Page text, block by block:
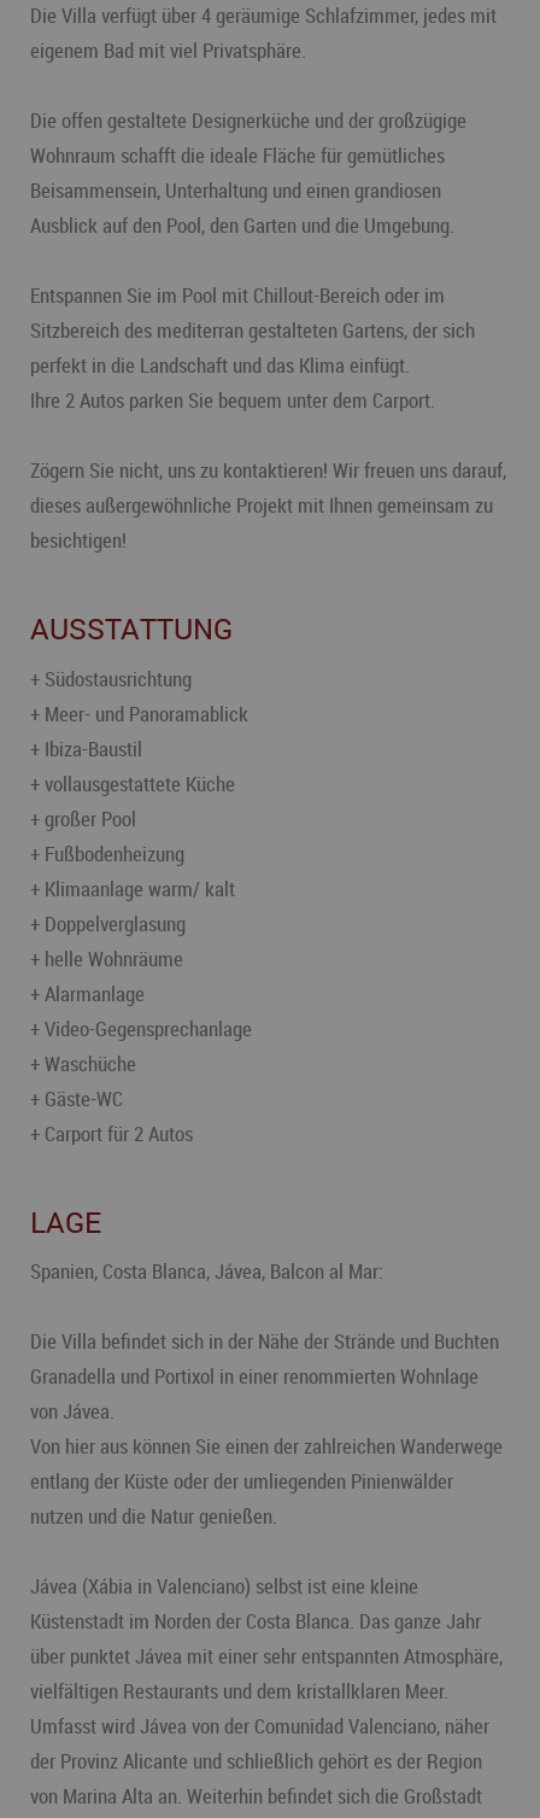
Die Villa verfügt über 4 geräumige Schlafzimmer, jedes mit
eigenem Bad mit viel Privatsphäre.
Die offen gestaltete Designerküche und der großzügige
Wohnraum schafft die ideale Fläche für gemütliches
Beisammensein, Unterhaltung und einen grandiosen
Ausblick auf den Pool, den Garten und die Umgebung.
Entspannen Sie im Pool mit Chillout-Bereich oder im
Sitzbereich des mediterran gestalteten Gartens, der sich
perfekt in die Landschaft und das Klima einfügt.
Ihre 2 Autos parken Sie bequem unter dem Carport.
Zögern Sie nicht, uns zu kontaktieren! Wir freuen uns darauf,
dieses außergewöhnliche Projekt mit Ihnen gemeinsam zu
besichtigen!
AUSSTATTUNG
+ Südostausrichtung
+ Meer- und Panoramablick
+ Ibiza-Baustil
+ vollausgestattete Küche
+ großer Pool
+ Fußbodenheizung
+ Klimaanlage warm/ kalt
+ Doppelverglasung
+ helle Wohnräume
+ Alarmanlage
+ Video-Gegensprechanlage
+ Waschüche
+ Gäste-WC
+ Carport für 2 Autos
LAGE
Spanien, Costa Blanca, Jávea, Balcon al Mar:
Die Villa befindet sich in der Nähe der Strände und Buchten
Granadella und Portixol in einer renommierten Wohnlage
von Jávea.
Von hier aus können Sie einen der zahlreichen Wanderwege
entlang der Küste oder der umliegenden Pinienwälder
nutzen und die Natur genießen.
Jávea (Xábia in Valenciano) selbst ist eine kleine
Küstenstadt im Norden der Costa Blanca. Das ganze Jahr
über punktet Jávea mit einer sehr entspannten Atmosphäre,
vielfältigen Restaurants und dem kristallklaren Meer.
Umfasst wird Jávea von der Comunidad Valenciano, näher
der Provinz Alicante und schließlich gehört es der Region
von Marina Alta an. Weiterhin befindet sich die Großstadt